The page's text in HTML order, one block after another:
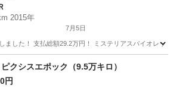
2015年
7月5日
ました！ 支払総額29.2万円！ ミステリアスバイオレ
ピクシスエポック（9.5万キロ）
円